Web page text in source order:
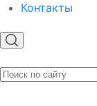
Контакты